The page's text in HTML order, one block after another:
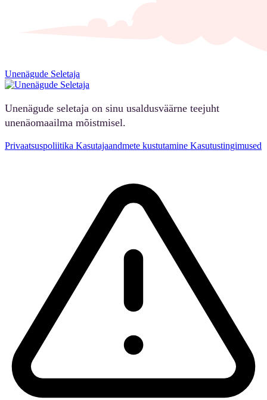
Unenägude Seletaja
Unenägude seletaja on sinu usaldusväärne teejuht
unenäomaailma mõistmisel.
Privaatsuspoliitika Kasutajaandmete kustutamine Kasutustingimused